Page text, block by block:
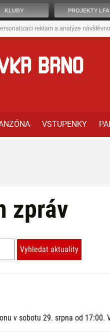
reklam a analýze
BRNO
VSTUPENKY
zpráv
v sobotu 29. srpna od
KLUBY PROJEKTY LFA